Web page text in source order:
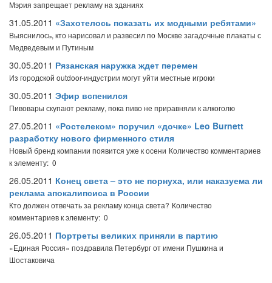
Мэрия запрещает рекламу на зданиях
31.05.2011 «Захотелось показать их модными ребятами»
Выяснилось, кто нарисовал и развесил по Москве загадочные плакаты с
Медведевым и Путиным
30.05.2011 Рязанская наружка ждет перемен
Из городской outdoor-индустрии могут уйти местные игроки
30.05.2011 Эфир вспенился
Пивовары скупают рекламу, пока пиво не приравняли к алкоголю
27.05.2011 «Ростелеком» поручил «дочке» Leo Burnett
разработку нового фирменного стиля
Новый бренд компании появится уже к осени Количество комментариев
к элементу: 0
26.05.2011 Конец света – это не порнуха, или наказуема ли
реклама апокалипсиса в России
Кто должен отвечать за рекламу конца света? Количество
комментариев к элементу: 0
26.05.2011 Портреты великих приняли в партию
«Единая Россия» поздравила Петербург от имени Пушкина и
Шостаковича